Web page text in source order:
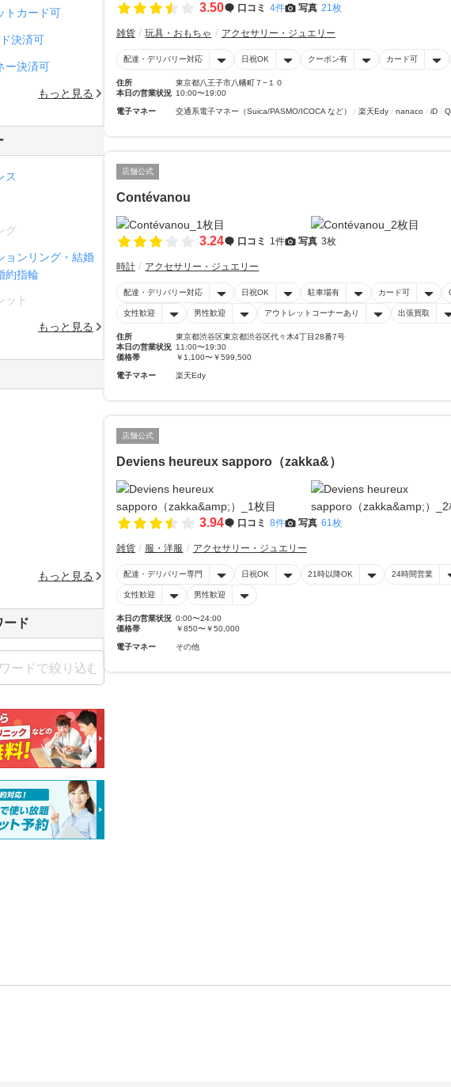
3.50 口コミ 4件 写真 21枚
雑貨 玩具・おもちゃ アクセサリー・ジュエリー
配達・デリバリー対応 日祝OK クーポン有 カード可
住所
東京都八王子市八幡町７−１０
本日の営業状況 10:00〜19:00
電子マネー 交通系電子マネー（Suica/PASMO/ICOCA など） 楽天Edy nanaco iD
店舗公式
Contévanou
3.24 口コミ 1件 写真 3枚
時計 アクセサリー・ジュエリー
配達・デリバリー対応 日祝OK 駐車場有 カード可
女性歓迎 男性歓迎 アウトレットコーナーあり 出張買取
住所
東京都渋谷区東京都渋谷区代々木4丁目28番7号
本日の営業状況 11:00〜19:30
価格帯
￥1,100〜￥599,500
電子マネー 楽天Edy
店舗公式
Deviens heureux sapporo（zakka&）
3.94 口コミ 8件 写真 61枚
雑貨 服・洋服 アクセサリー・ジュエリー
配達・デリバリー専門 日祝OK 21時以降OK 24時間営業
女性歓迎 男性歓迎
本日の営業状況 0:00〜24:00
価格帯
￥850〜￥50,000
電子マネー その他
トカード可
決済可
ー決済可
もっと見る
ス
グ
ョンリング・結婚
約指輪
ット
もっと見る
もっと見る
ード